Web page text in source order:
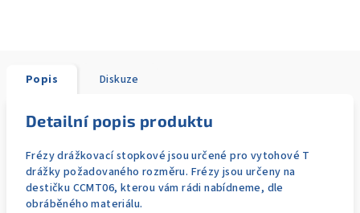
Popis Diskuze
Detailní popis produktu
Frézy drážkovací stopkové jsou určené pro vytohové T
drážky požadovaného rozměru. Frézy jsou určeny na
destičku CCMT06, kterou vám rádi nabídneme, dle
obráběného materiálu.